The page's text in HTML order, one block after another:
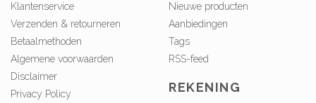
Klantenservice
Verzenden & retourneren
Betaalmethoden
Algemene voorwaarden
Disclaimer
Privacy Policy
Nieuwe producten
Aanbiedingen
Tags
RSS-feed
REKENING